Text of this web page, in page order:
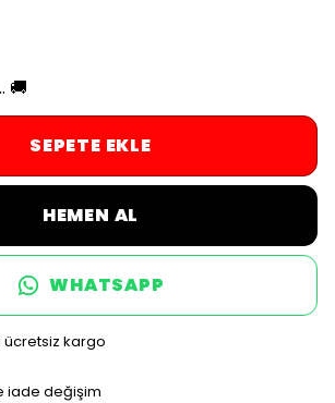
🚚
SEPETE EKLE
HEMEN AL
WHATSAPP
ücretsiz kargo
iade değişim